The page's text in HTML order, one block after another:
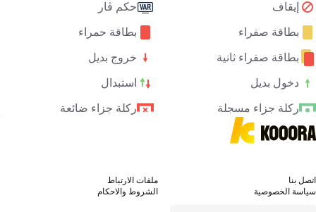
إيقاف حكم ڤار
بطاقة صفراء بطاقة حمراء
بطاقة صفراء ثانية خروج بديل
دخول بديل استبدال
ركلة جزاء مسجلة ركلة جزاء ضائعة
اتصل بنا
ملفات الارتباط
سياسة الخصوصية
الشروط والاحكام